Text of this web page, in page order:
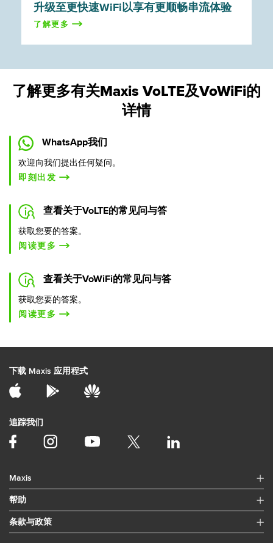
升级至更快速WiFi以享有更顺畅串流体验
了解更多
了解更多有关Maxis VoLTE及VoWiFi的
详情
WhatsApp我们
欢迎向我们提出任何疑问。
即刻出发
查看关于VoLTE的常见问与答
获取您要的答案。
阅读更多
查看关于VoWiFi的常见问与答
获取您要的答案。
阅读更多
下载 Maxis 应用程式
追踪我们
Maxis
帮助
条款与政策